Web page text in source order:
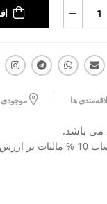
ها
می باشد.
می باشد.